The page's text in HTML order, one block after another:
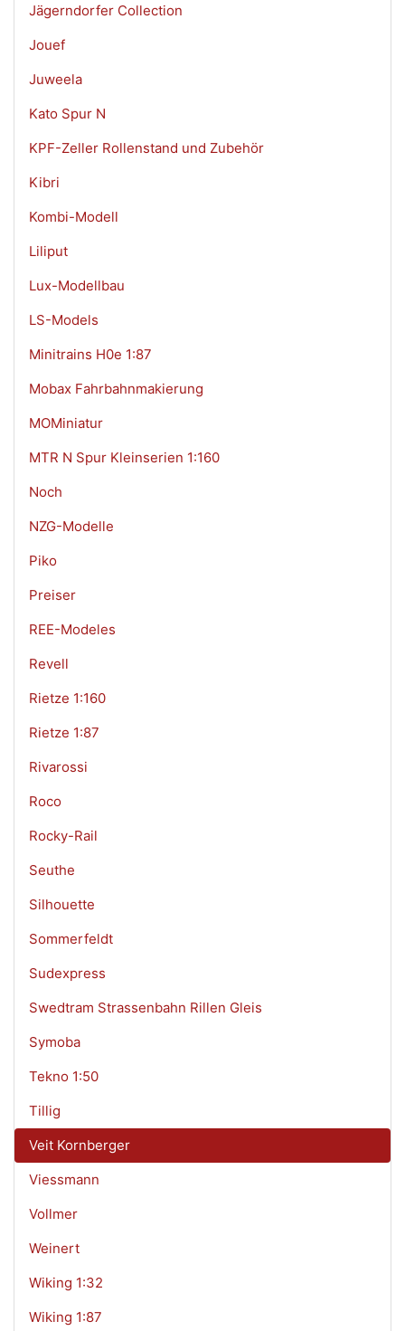
Jägerndorfer Collection
Jouef
Juweela
Kato Spur N
KPF-Zeller Rollenstand und Zubehör
Kibri
Kombi-Modell
Liliput
Lux-Modellbau
LS-Models
Minitrains H0e 1:87
Mobax Fahrbahnmakierung
MOMiniatur
MTR N Spur Kleinserien 1:160
Noch
NZG-Modelle
Piko
Preiser
REE-Modeles
Revell
Rietze 1:160
Rietze 1:87
Rivarossi
Roco
Rocky-Rail
Seuthe
Silhouette
Sommerfeldt
Sudexpress
Swedtram Strassenbahn Rillen Gleis
Symoba
Tekno 1:50
Tillig
Veit Kornberger
Viessmann
Vollmer
Weinert
Wiking 1:32
Wiking 1:87